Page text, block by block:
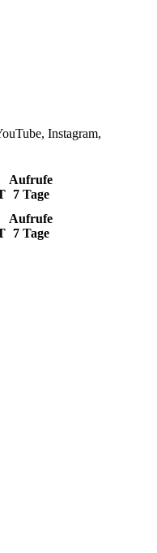
Instagram,
Aufrufe
7 Tage
Aufrufe
7 Tage